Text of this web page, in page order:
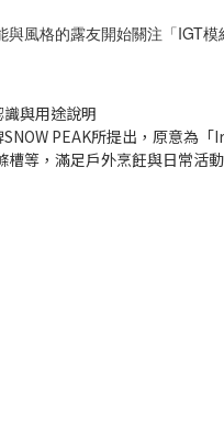
與風格的露友開始關注「IGT
與用途說明
PEAK所提出，原意為
等，滿足戶外烹飪與日常活動